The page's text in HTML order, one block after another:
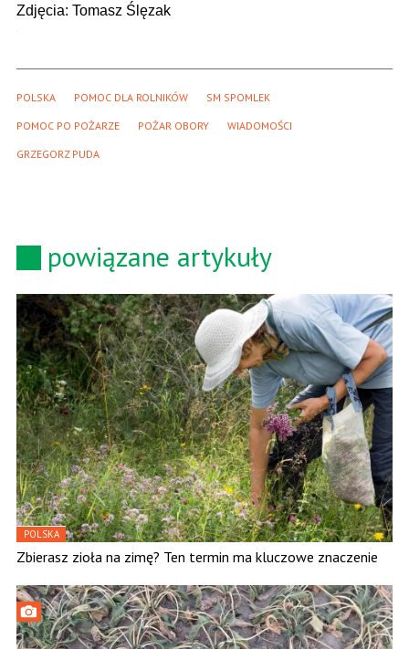
Zdjęcia: Tomasz Ślęzak
POLSKA POMOC DLA ROLNIKÓW SM SPOMLEK
POMOC PO POŻARZE POŻAR OBORY WIADOMOŚCI
GRZEGORZ PUDA
powiązane artykuły
POLSKA
Zbierasz zioła na zimę? Ten termin ma kluczowe znaczenie